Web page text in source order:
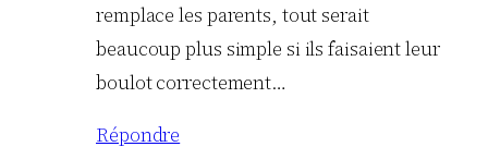
remplace les parents, tout serait
beaucoup plus simple si ils faisaient leur
boulot correctement…
Répondre